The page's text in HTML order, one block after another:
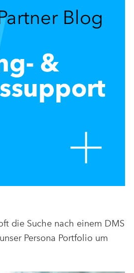
die Suche nach einem DMS
Persona Portfolio um